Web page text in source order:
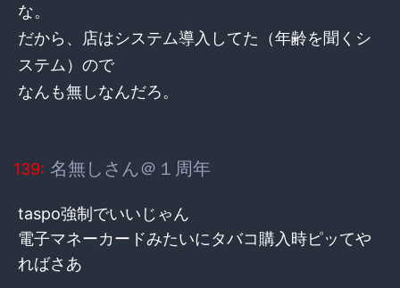
な。
だから、店はシステム導入してた（年齢を聞くシ
ステム）ので
なんも無しなんだろ。
139: 名無しさん＠１周年
taspo強制でいいじゃん
電子マネーカードみたいにタバコ購入時ピッてや
ればさあ